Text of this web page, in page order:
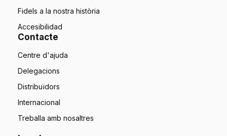
Fidels a la nostra història
Accesibilidad
Contacte
Centre d'ajuda
Delegacions
Distribuïdors
Internacional
Treballa amb nosaltres